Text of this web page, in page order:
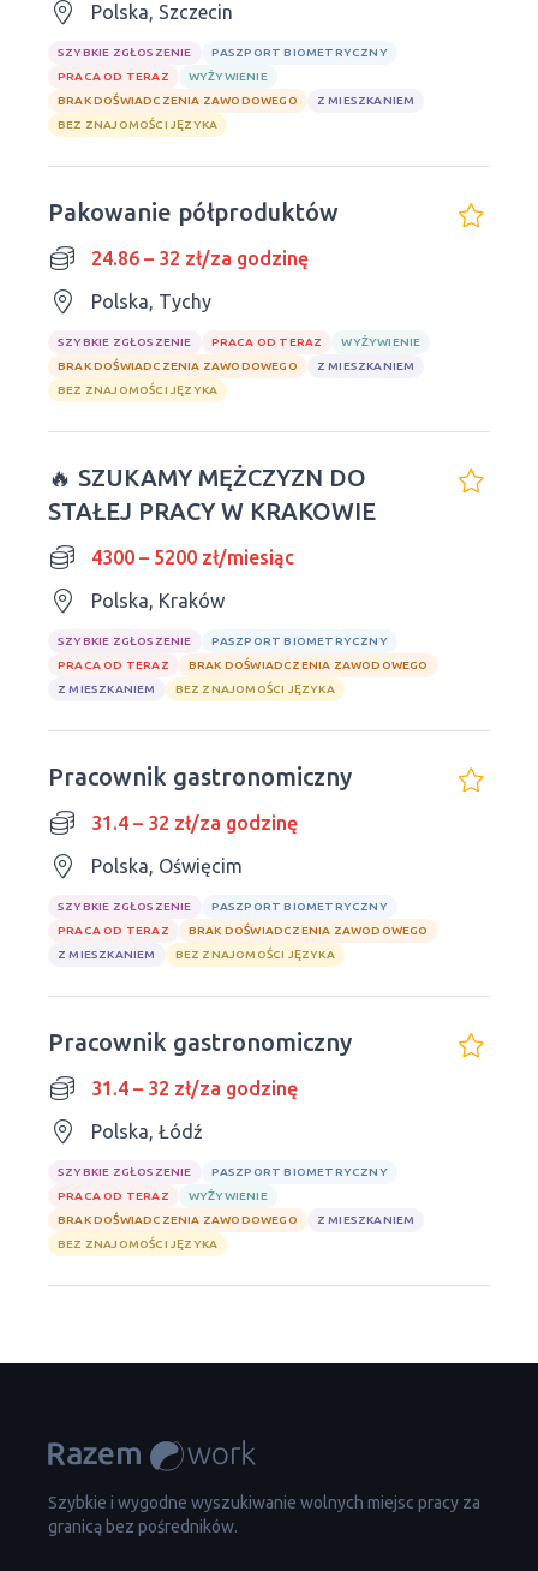
Polska, Szczecin
SZYBKIE ZGŁOSZENIE
PASZPORT BIOMETRYCZNY
PRACA OD TERAZ
WYŻYWIENIE
BRAK DOŚWIADCZENIA ZAWODOWEGO
Z MIESZKANIEM
BEZ ZNAJOMOŚCI JĘZYKA
Pakowanie półproduktów
24.86 – 32 zł/za godzinę
Polska, Tychy
SZYBKIE ZGŁOSZENIE PRACA OD TERAZ
WYŻYWIENIE
BRAK DOŚWIADCZENIA ZAWODOWEGO
Z MIESZKANIEM
BEZ ZNAJOMOŚCI JĘZYKA
🔥 SZUKAMY MĘŻCZYZN DO
STAŁEJ PRACY W KRAKOWIE
4300 – 5200 zł/miesiąc
Polska, Kraków
SZYBKIE ZGŁOSZENIE
PASZPORT BIOMETRYCZNY
PRACA OD TERAZ
BRAK DOŚWIADCZENIA ZAWODOWEGO
Z MIESZKANIEM
BEZ ZNAJOMOŚCI JĘZYKA
Pracownik gastronomiczny
31.4 – 32 zł/za godzinę
Polska, Oświęcim
SZYBKIE ZGŁOSZENIE
PASZPORT BIOMETRYCZNY
PRACA OD TERAZ
BRAK DOŚWIADCZENIA ZAWODOWEGO
Z MIESZKANIEM
BEZ ZNAJOMOŚCI JĘZYKA
Pracownik gastronomiczny
31.4 – 32 zł/za godzinę
Polska, Łódź
SZYBKIE ZGŁOSZENIE
PASZPORT BIOMETRYCZNY
PRACA OD TERAZ
WYŻYWIENIE
BRAK DOŚWIADCZENIA ZAWODOWEGO
Z MIESZKANIEM
BEZ ZNAJOMOŚCI JĘZYKA
Szybkie i wygodne wyszukiwanie wolnych miejsc pracy za
granicą bez pośredników.